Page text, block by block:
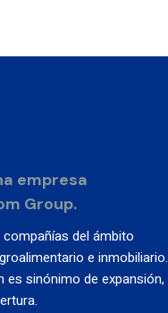
empresa
Group.
del ámbito
e inmobiliario.
es sinónimo de expansión,